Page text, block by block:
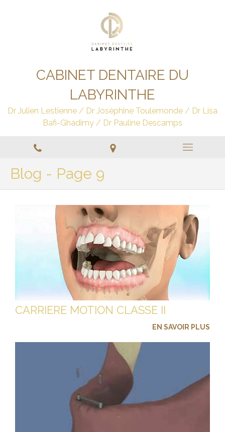
CABINET DENTAIRE DU
LABYRINTHE
Dr Julien Lestienne / Dr Joséphine Toulemonde / Dr Lisa
Bafi-Ghadimy / Dr Pauline Descamps
Blog - Page 9
CARRIERE MOTION CLASSE II
EN SAVOIR PLUS